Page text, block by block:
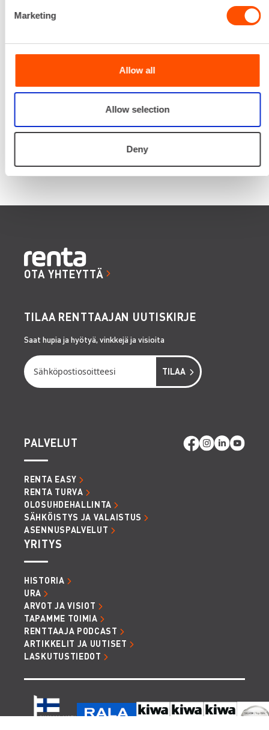
Marketing
Allow all
Allow selection
Deny
OTA YHTEYTTÄ
TILAA RENTTAAJAN UUTISKIRJE
Saat hupia ja hyötyä, vinkkejä ja visioita
PALVELUT
RENTA EASY
RENTA TURVA
OLOSUHDEHALLINTA
SÄHKÖISTYS JA VALAISTUS
ASENNUSPALVELUT
YRITYS
HISTORIA
URA
ARVOT JA VISIOT
TAPAMME TOIMIA
RENTTAAJA PODCAST
ARTIKKELIT JA UUTISET
LASKUTUSTIEDOT